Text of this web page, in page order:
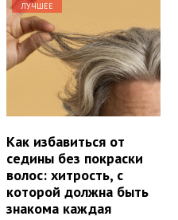
ЛУЧШЕЕ
Как избавиться от
седины без покраски
волос: хитрость, с
которой должна быть
знакома каждая